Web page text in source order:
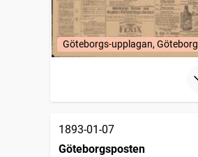
Göteborgs-upplagan, Göteborg
1893-01-07
Göteborgsposten